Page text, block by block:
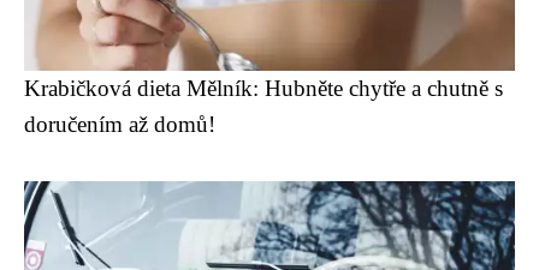
Krabičková dieta Mělník: Hubněte chytře a chutně s
doručením až domů!